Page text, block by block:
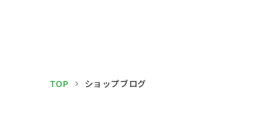
TOP ショップブログ